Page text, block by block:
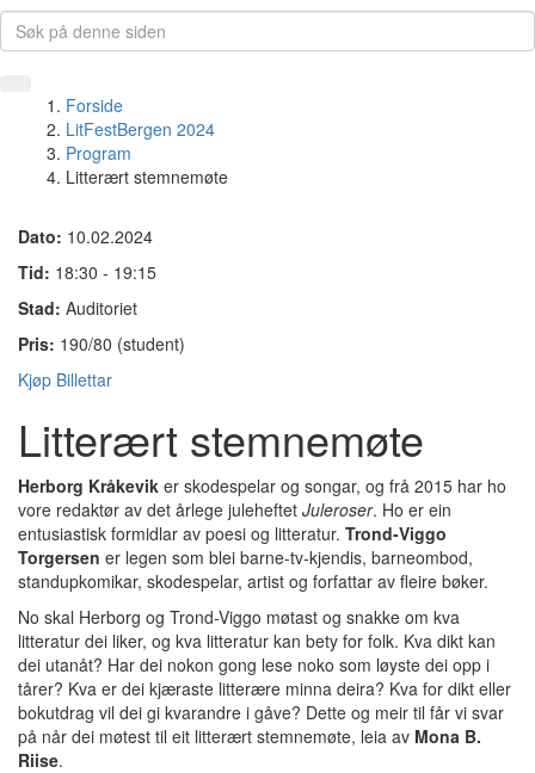
Forside
LitFestBergen 2024
Program
Litterært stemnemøte
Dato: 10.02.2024
Tid: 18:30 - 19:15
Stad: Auditoriet
Pris: 190/80 (student)
Kjøp Billettar
Litterært stemnemøte
Herborg Kråkevik er skodespelar og songar, og frå 2015 har ho
vore redaktør av det årlege juleheftet Juleroser. Ho er ein
entusiastisk formidlar av poesi og litteratur. Trond-Viggo
Torgersen er legen som blei barne-tv-kjendis, barneombod,
standupkomikar, skodespelar, artist og forfattar av fleire bøker.
No skal Herborg og Trond-Viggo møtast og snakke om kva
litteratur dei liker, og kva litteratur kan bety for folk. Kva dikt kan
dei utanåt? Har dei nokon gong lese noko som løyste dei opp i
tårer? Kva er dei kjæraste litterære minna deira? Kva for dikt eller
bokutdrag vil dei gi kvarandre i gåve? Dette og meir til får vi svar
på når dei møtest til eit litterært stemnemøte, leia av Mona B.
Riise.